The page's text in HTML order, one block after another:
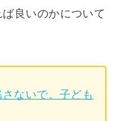
良いのかについて
ないで。子ども